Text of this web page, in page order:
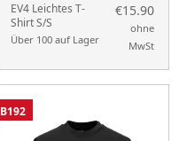
EV4 Leichtes T-
Shirt S/S
Über 100 auf Lager
€15.90
ohne
MwSt
B192